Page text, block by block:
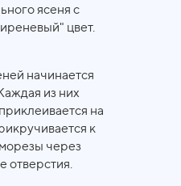
ясеня с
цвет.
начинается
из них
на
к
через
отверстия.